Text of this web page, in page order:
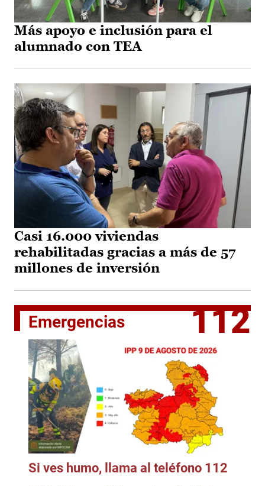
Más apoyo e inclusión para el
alumnado con TEA
Casi 16.000 viviendas
rehabilitadas gracias a más de 57
millones de inversión
Emergencias 112
Si ves humo, llama al teléfono 112